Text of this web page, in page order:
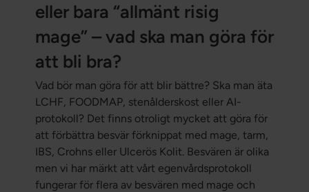
eller bara “allmänt risig
mage” – vad ska man göra för
att bli bra?
Vad bör man göra för att blir bättre? Ska man äta
LCHF, FOODMAP, stenålderskost eller AI-
protokoll? Det finns otroligt mycket att göra för
att förbättra besvär förknippat med mage, tarm,
IBS, Crohns eller Ulcerös Kolit. Besvären är olika
men vi har märkt att vårt egenvårdsprotokoll
fungerar för flera av besvären med mage och